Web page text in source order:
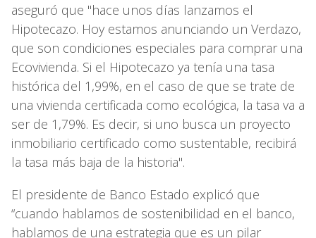
aseguró que "hace unos días lanzamos el
Hipotecazo. Hoy estamos anunciando un Verdazo,
que son condiciones especiales para comprar una
Ecovivienda. Si el Hipotecazo ya tenía una tasa
histórica del 1,99%, en el caso de que se trate de
una vivienda certificada como ecológica, la tasa va a
ser de 1,79%. Es decir, si uno busca un proyecto
inmobiliario certificado como sustentable, recibirá
la tasa más baja de la historia".
El presidente de Banco Estado explicó que
“cuando hablamos de sostenibilidad en el banco,
hablamos de una estrategia que es un pilar